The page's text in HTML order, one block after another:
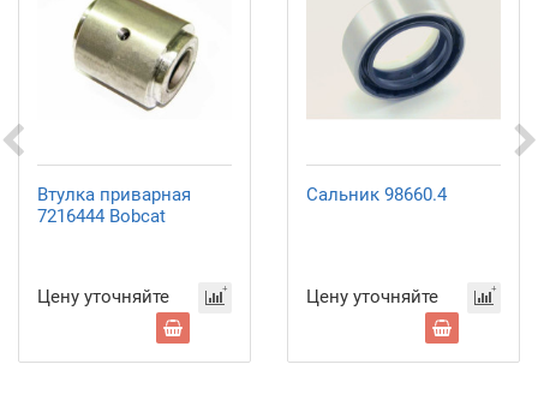
Втулка приварная
7216444 Bobcat
Цену уточняйте
Сальник 98660.4
Цену уточняйте